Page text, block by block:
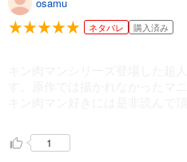
ネタバレ 購入済み
1